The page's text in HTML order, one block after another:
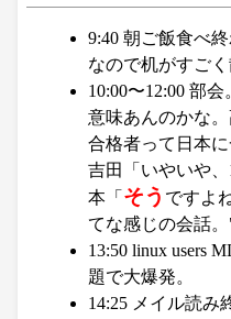
9:40 朝ご飯食べ
なので机がすごく
10:00〜12:00 部
意味あんのかな
合格者って日本
吉田「いやいや
本「 そう ですよ
てな感じの会話
13:50 linux users
題で大爆発。
14:25 メイル読み